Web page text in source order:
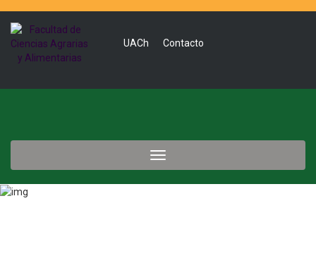
UACh Contacto
Toggle
navigation